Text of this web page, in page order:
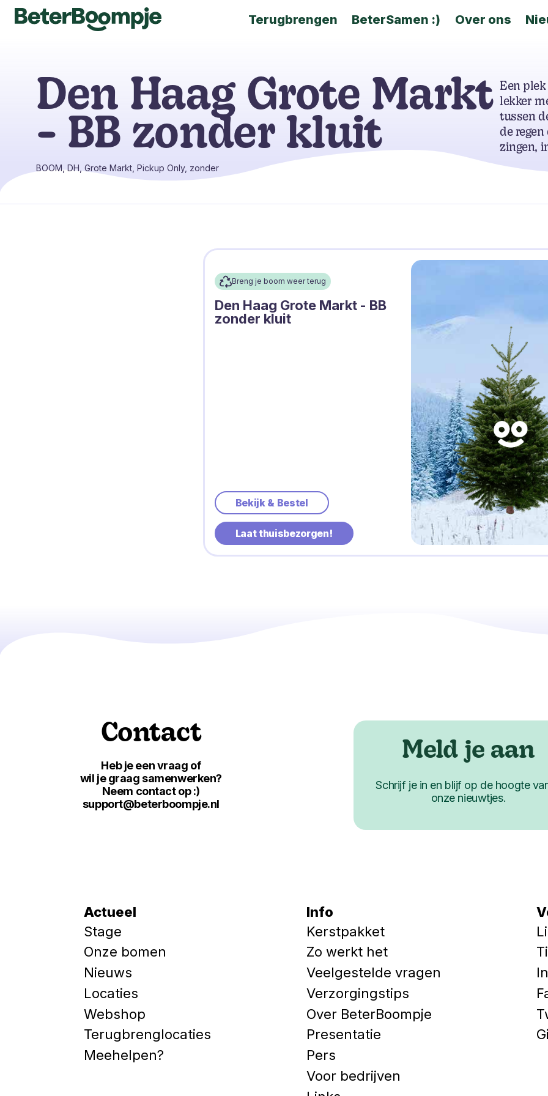
Terugbrengen BeterSamen :) Over ons
Den Haag Grote Markt
- BB zonder kluit
BOOM, DH, Grote Markt, Pickup Only, zonder
Een
lekker
tussen
de
zingen,
Breng je boom weer terug
Den Haag Grote Markt - BB
zonder kluit
Bekijk & Bestel
Laat thuisbezorgen!
Contact
Heb je een vraag of
wil je graag samenwerken?
Neem contact op :)
support@beterboompje.nl
Meld je aan
Schrijf je in en blijf op de hoogte
onze nieuwtjes.
Actueel
Stage
Onze bomen
Nieuws
Locaties
Webshop
Terugbrenglocaties
Meehelpen?
Info
Kerstpakket
Zo werkt het
Veelgestelde vragen
Verzorgingstips
Over BeterBoompje
Presentatie
Pers
Voor bedrijven